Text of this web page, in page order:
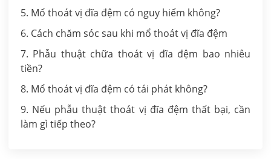
5. Mổ thoát vị đĩa đệm có nguy hiểm không?
6. Cách chăm sóc sau khi mổ thoát vị đĩa đệm
7. Phẫu thuật chữa thoát vị đĩa đệm bao nhiêu
tiền?
8. Mổ thoát vị đĩa đệm có tái phát không?
9. Nếu phẫu thuật thoát vị đĩa đệm thất bại, cần
làm gì tiếp theo?